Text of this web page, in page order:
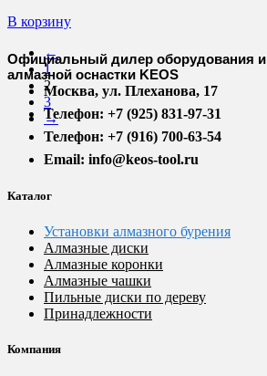
В корзину
←
1
2
3
→
Официальный дилер оборудования и
алмазной оснастки KEOS
Москва, ул. Плеханова, 17
Телефон: +7 (925) 831-97-31
Телефон: +7 (916) 700-63-54
Email: info@keos-tool.ru
Каталог
Установки алмазного бурения
Алмазные диски
Алмазные коронки
Алмазные чашки
Пильные диски по дереву
Принадлежности
Компания